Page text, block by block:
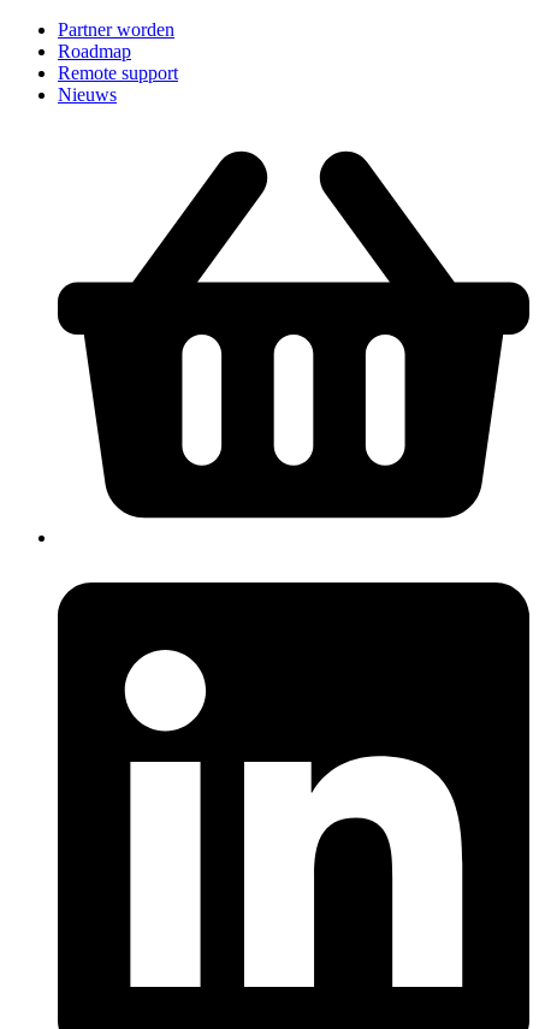
Partner worden
Roadmap
Remote support
Nieuws